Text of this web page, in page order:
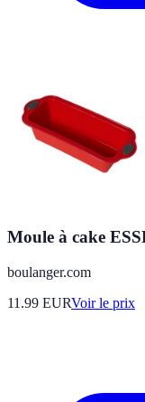
Moule à cake
boulanger.com
11.99 EURVoir le prix